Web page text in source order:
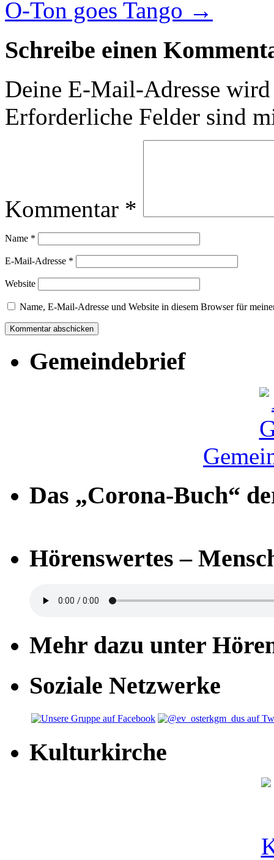
O-Ton goes Tango →
Schreibe einen
Deine E-Mail-Adresse
Erforderliche Felder sind
Kommentar *
Name *
E-Mail-Adresse *
Website
Name, E-Mail-Adresse und Website in diesem Browser für
Gemeindebrief
Das „Corona-Buch“
Hörenswertes –
Mehr dazu unter
Soziale Netzwerke
Kulturkirche